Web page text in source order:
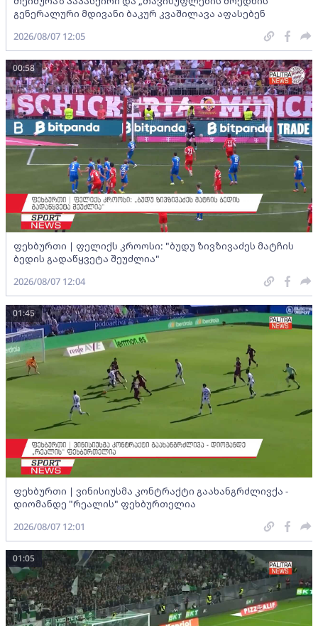
გენერალური მდივანი ბაკურ კვაშილავა აფასებენ
2026/08/07 12:05
ფეხბურთი | ფელიქს კროოსი: "ბუდუ ზივზივაძეს მატჩის
ბედის გადაწყვეტა შეუძლია"
00:58
2026/08/07 12:04
ფეხბურთი | ვინისიუსმა კონტრაქტი გაახანგრძლივქა -
დიომანდე "რეალის" ფეხბურთელია
01:45
2026/08/07 12:01
01:05